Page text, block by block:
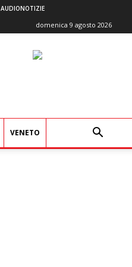
AUDIONOTIZIE
domenica 9 agosto 2026
VENETO